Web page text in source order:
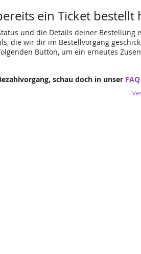
ein Ticket bestellt
und die Details deiner
die wir dir im Bestellvorgang
Button, um ein erneutes
schau doch in unser FAQ